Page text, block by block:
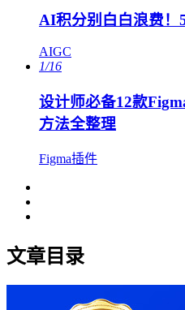
AI积分别白白浪费！
AIGC
1/16
设计师必备12款
方法全整理
Figma插件
文章目录